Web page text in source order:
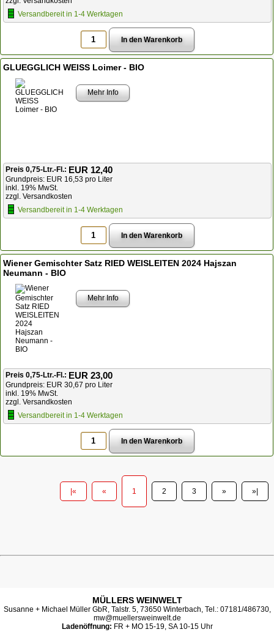
Versandbereit in 1-4 Werktagen
GLUEGGLICH WEISS Loimer - BIO
Mehr Info
Preis 0,75-Ltr.-Fl.: EUR 12,40
Grundpreis: EUR 16,53 pro Liter
inkl. 19% MwSt.
zzgl. Versandkosten
Versandbereit in 1-4 Werktagen
Wiener Gemischter Satz RIED WEISLEITEN 2024 Hajszan
Neumann - BIO
Mehr Info
Preis 0,75-Ltr.-Fl.: EUR 23,00
Grundpreis: EUR 30,67 pro Liter
inkl. 19% MwSt.
zzgl. Versandkosten
Versandbereit in 1-4 Werktagen
|« « 1 2 3 » »|
MÜLLERS WEINWELT
Susanne + Michael Müller GbR, Talstr. 5, 73650 Winterbach, Tel.: 07181/486730,
mw@muellersweinwelt.de
Ladenöffnung: FR + MO 15-19, SA 10-15 Uhr